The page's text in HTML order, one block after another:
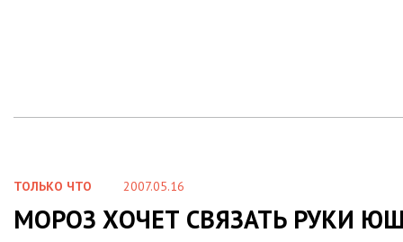
ТОЛЬКО ЧТО 2007.05.16
МОРОЗ ХОЧЕТ СВЯЗАТЬ РУКИ